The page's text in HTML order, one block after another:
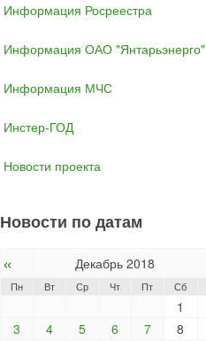
Информация Росреестра
Информация ОАО "Янтарьэнерго"
Информация МЧС
Инстер-ГОД
Новости проекта
Новости по датам
« Декабрь 2018
Пн Вт Ср Чт Пт Сб
1
3
4 5 6 7 8